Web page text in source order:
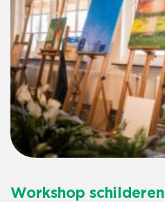
Workshop schilderen